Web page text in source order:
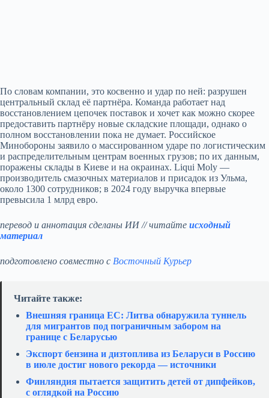
По словам компании, это косвенно и удар по ней: разрушен
центральный склад её партнёра. Команда работает над
восстановлением цепочек поставок и хочет как можно скорее
предоставить партнёру новые складские площади, однако о
полном восстановлении пока не думает. Российское
Минобороны заявило о массированном ударе по логистическим
и распределительным центрам военных грузов; по их данным,
поражены склады в Киеве и на окраинах. Liqui Moly —
производитель смазочных материалов и присадок из Ульма,
около 1300 сотрудников; в 2024 году выручка впервые
превысила 1 млрд евро.
перевод и аннотация сделаны ИИ // читайте исходный
материал
подготовлено совместно с Восточный Курьер
Читайте также:
Внешняя граница ЕС: Литва обнаружила туннель
для мигрантов под пограничным забором на
границе с Беларусью
Экспорт бензина и дизтоплива из Беларуси в Россию
в июле достиг нового рекорда — источники
Финляндия пытается защитить детей от дипфейков,
с оглядкой на Россию